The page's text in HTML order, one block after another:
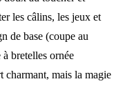
les câlins, les jeux et
de base (coupe au
bretelles ornée
charmant, mais la magie